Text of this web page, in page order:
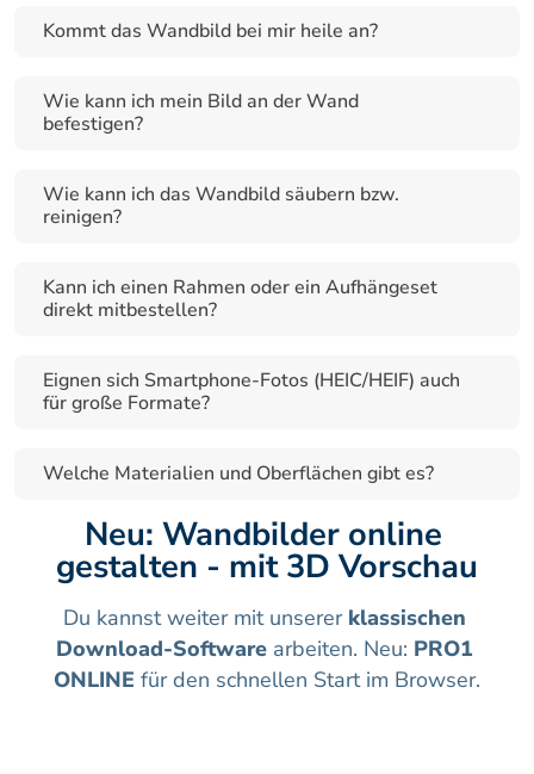
Kommt das Wandbild bei mir heile an?
Wie kann ich mein Bild an der Wand
befestigen?
Wie kann ich das Wandbild säubern bzw.
reinigen?
Kann ich einen Rahmen oder ein Aufhängeset
direkt mitbestellen?
Eignen sich Smartphone-Fotos (HEIC/HEIF) auch
für große Formate?
Welche Materialien und Oberflächen gibt es?
Neu: Wandbilder online
gestalten - mit 3D Vorschau
Du kannst weiter mit unserer klassischen
Download-Software arbeiten. Neu: PRO1
ONLINE für den schnellen Start im Browser.